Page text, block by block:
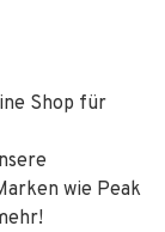
Shop für
wie Peak